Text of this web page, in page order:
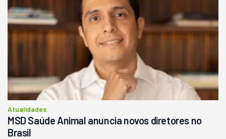
Atualidades
MSD Saúde Animal anuncia novos diretores no
Brasil